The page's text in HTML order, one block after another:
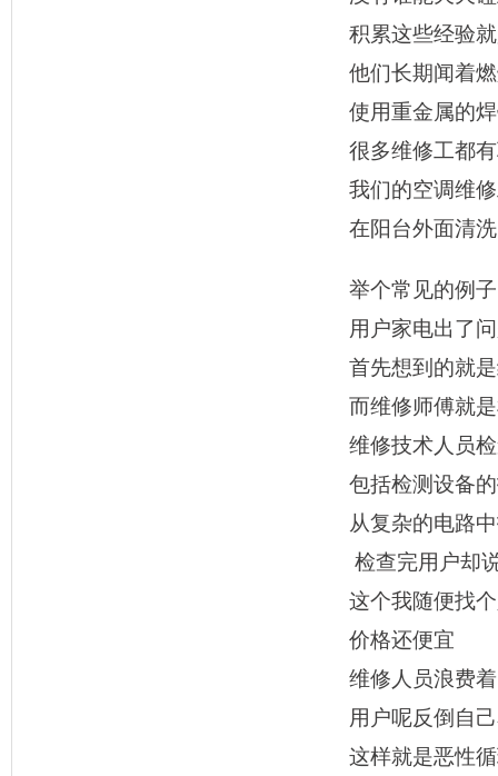
积累这些经验
他们长期闻着
使用重金属的
很多维修工都
我们的空调维
在阳台外面清
举个常见的例
用户家电出了
首先想到的就
而维修师傅就
维修技术人员
包括检测设备
从复杂的电路
检查完用户却
这个我随便找
价格还便宜
维修人员浪费
用户呢反倒自
这样就是恶性